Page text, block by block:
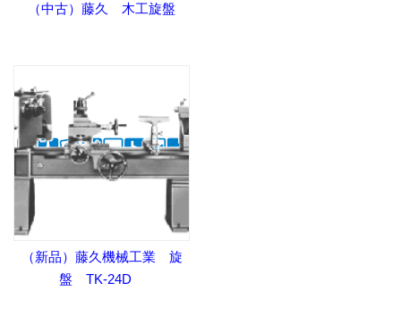
（中古）藤久 木工旋盤
（新品）藤久機械工業 旋
盤 TK-24D